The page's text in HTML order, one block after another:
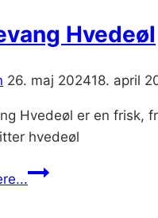
Hvedeøl
26. maj 202418. april
Hvedeøl er en frisk,
hvedeøl
Danevang